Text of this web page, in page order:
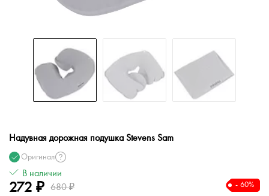
Надувная дорожная подушка Stevens Sam
Оригинал
В наличии
272 ₽ 680 ₽ - 60%